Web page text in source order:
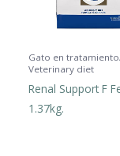
Gato en
Veterinary diet
Renal Support F
1.37kg.